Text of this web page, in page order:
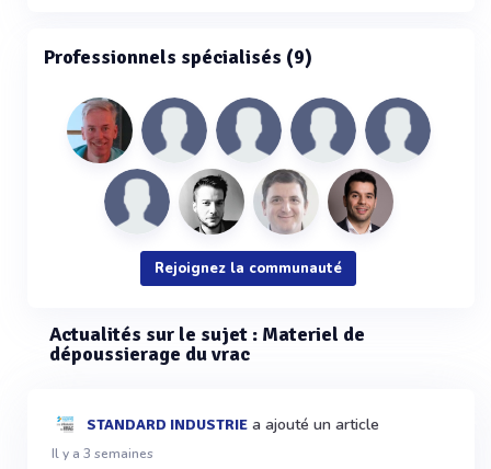
Professionnels spécialisés (9)
Rejoignez la communauté
Actualités sur le sujet : Materiel de
dépoussierage du vrac
STANDARD INDUSTRIE a ajouté un article
Il y a 3 semaines